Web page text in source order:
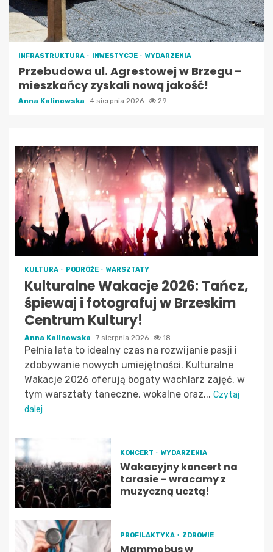
INFRASTRUKTURA INWESTYCJE WYDARZENIA
Przebudowa ul. Agrestowej w Brzegu –
mieszkańcy zyskali nową jakość!
Anna Kalinowska 4 sierpnia 2026 29
KULTURA PODRÓŻE WARSZTATY
Kulturalne Wakacje 2026: Tańcz,
śpiewaj i fotografuj w Brzeskim
Centrum Kultury!
Anna Kalinowska 7 sierpnia 2026 18
Pełnia lata to idealny czas na rozwijanie pasji i
zdobywanie nowych umiejętności. Kulturalne
Wakacje 2026 oferują bogaty wachlarz zajęć, w
tym warsztaty taneczne, wokalne oraz... Czytaj
dalej
KONCERT WYDARZENIA
Wakacyjny koncert na
tarasie – wracamy z
muzyczną ucztą!
PROFILAKTYKA ZDROWIE
Mammobus w